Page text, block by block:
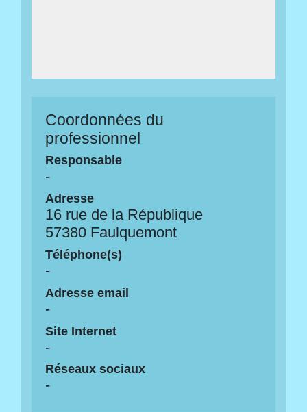
Coordonnées du
professionnel
Responsable
-
Adresse
16 rue de la République
57380 Faulquemont
Téléphone(s)
-
Adresse email
-
Site Internet
-
Réseaux sociaux
-